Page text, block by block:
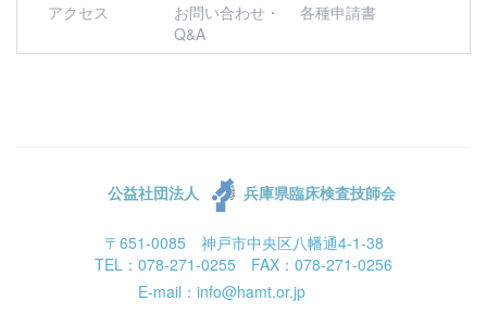
アクセス
お問い合わせ・
Q&A
各種申請書
公益社団法人 兵庫県臨床検査技師会
〒651-0085 神戸市中央区八幡通4-1-38
TEL：078-271-0255 FAX：078-271-0256
E-mail：info@hamt.or.jp